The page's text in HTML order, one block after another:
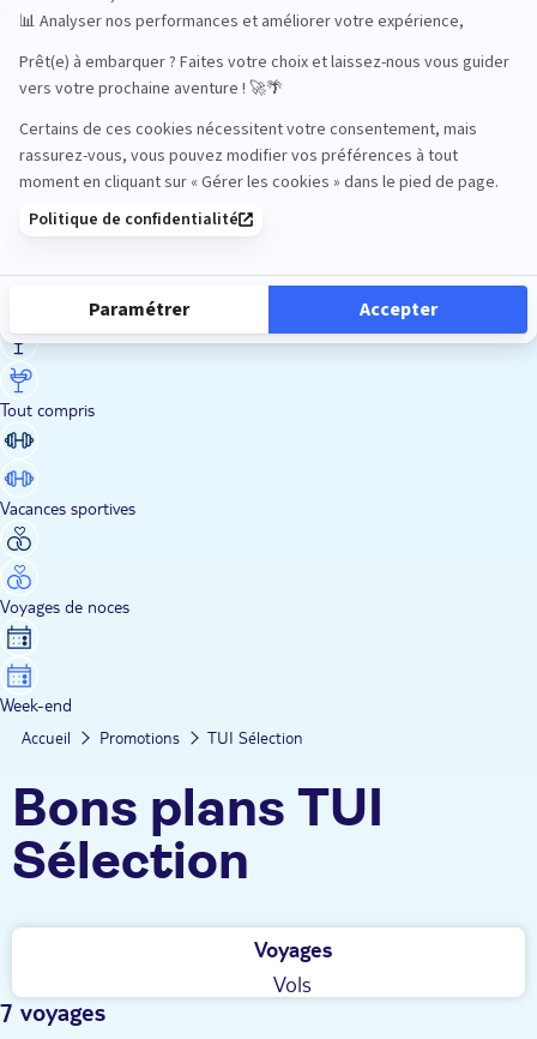
Road Trips
Sénior
Tout compris
Vacances sportives
Voyages de noces
Week-end
Accueil Promotions TUI Sélection
Bons plans TUI
Sélection
Voyages
Vols
7 voyages